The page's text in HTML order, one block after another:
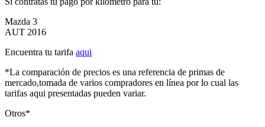
Mazda 3
AUT 2016
Encuentra tu tarifa aqui
*La comparación de precios es una referencia de primas de
mercado,tomada de varios compradores en línea por lo cual las
tarifas aqui presentadas pueden variar.
Otros*